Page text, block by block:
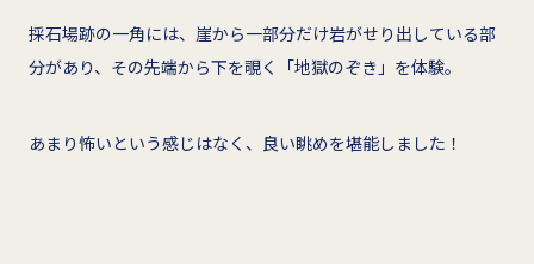
採石場跡の一角には、崖から一部分だけ岩がせり出している部
分があり、その先端から下を覗く「地獄のぞき」を体験。
あまり怖いという感じはなく、良い眺めを堪能しました！